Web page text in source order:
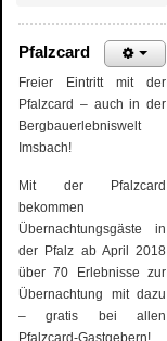
Pfalzcard
Freier Eintritt mit der
Pfalzcard – auch in der
Bergbauerlebniswelt
Imsbach!
Mit der Pfalzcard
bekommen
Übernachtungsgäste in
der Pfalz ab April 2018
über 70 Erlebnisse zur
Übernachtung mit dazu
– gratis bei allen
Pfalzcard-Gastgebern!